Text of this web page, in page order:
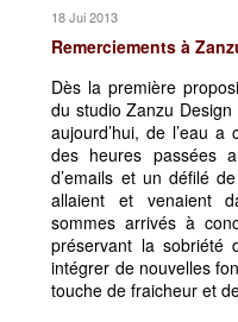
18 Jui 2013
Remerciements à
Dès la première
du studio Zanzu
aujourd’hui, de l’eau
des heures passées
d’emails et un défilé
allaient et venaient
sommes arrivés à
préservant la sobriété
intégrer de nouvelles
touche de fraicheur et